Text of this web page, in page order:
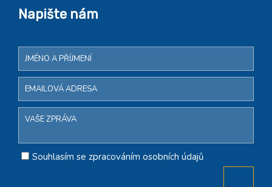
Napište nám
Souhlasím se zpracováním osobních údajů